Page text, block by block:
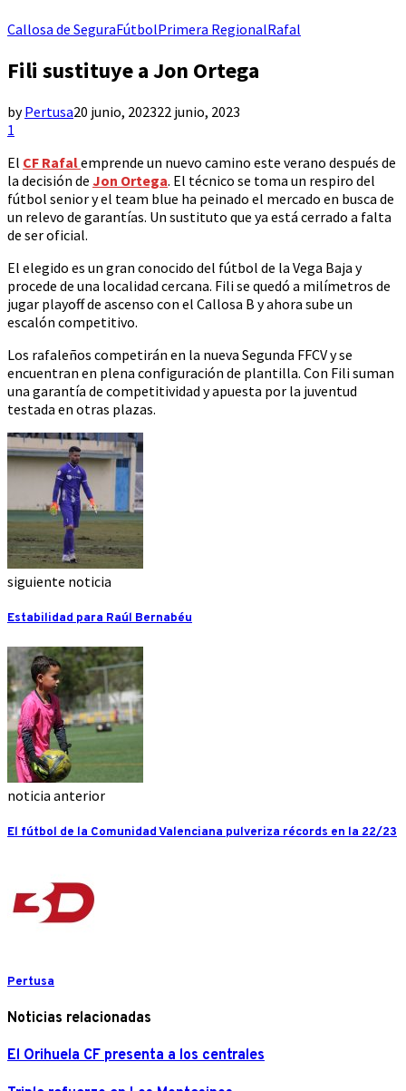
Callosa de SeguraFútbolPrimera RegionalRafal
Fili sustituye a Jon Ortega
byPertusa20 junio, 202322 junio, 2023
1
El CF Rafalemprende un nuevo camino este verano después de
la decisión de Jon Ortega. El técnico se toma un respiro del
fútbol senior y el team blue ha peinado el mercado en busca de
un relevo de garantías. Un sustituto que ya está cerrado a falta
de ser oficial.
El elegido es un gran conocido del fútbol de la Vega Baja y
procede de una localidad cercana. Fili se quedó a milímetros de
jugar playoff de ascenso con el Callosa B y ahora sube un
escalón competitivo.
Los rafaleños competirán en la nueva Segunda FFCV y se
encuentran en plena configuración de plantilla. Con Fili suman
una garantía de competitividad y apuesta por la juventud
testada en otras plazas.
siguiente noticia
Estabilidad para Raúl Bernabéu
noticia anterior
El fútbol de la Comunidad Valenciana pulveriza récords en la 22/23
Pertusa
Noticias relacionadas
El Orihuela CF presenta a los centrales